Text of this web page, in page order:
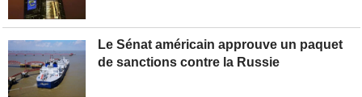
Le Sénat américain approuve un paquet
de sanctions contre la Russie